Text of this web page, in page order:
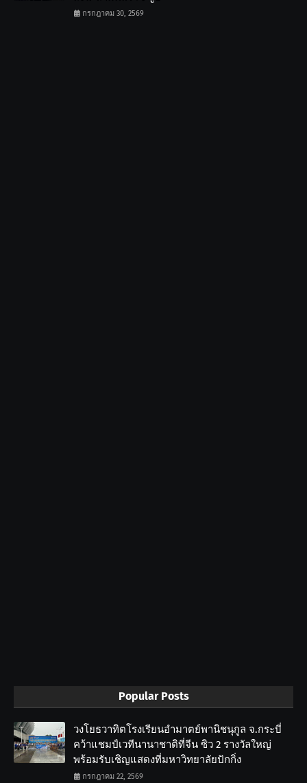
กรกฎาคม 30, 2569
Popular Posts
วงโยธวาทิตโรงเรียนอำมาตย์พานิชนุกูล จ.กระบี่
คว้าแชมป์เวทีนานาชาติที่จีน ซิว 2 รางวัลใหญ่
พร้อมรับเชิญแสดงที่มหาวิทยาลัยปักกิ่ง
กรกฎาคม 22, 2569